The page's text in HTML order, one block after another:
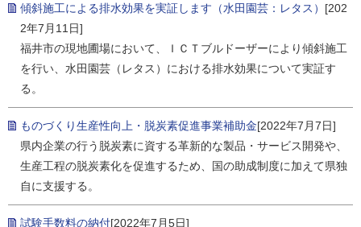
傾斜施工による排水効果を実証します（水田園芸：レタス） [202
2年7月11日]
福井市の現地圃場において、ＩＣＴブルドーザーにより傾斜施工
を行い、水田園芸（レタス）における排水効果について実証す
る。
ものづくり生産性向上・脱炭素促進事業補助金[2022年7月7日]
県内企業の行う脱炭素に資する革新的な製品・サービス開発や、
生産工程の脱炭素化を促進するため、国の助成制度に加えて県独
自に支援する。
試験手数料の納付[2022年7月5日]